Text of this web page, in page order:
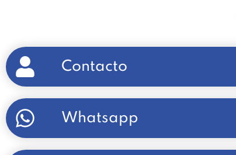
Contacto
Whatsapp